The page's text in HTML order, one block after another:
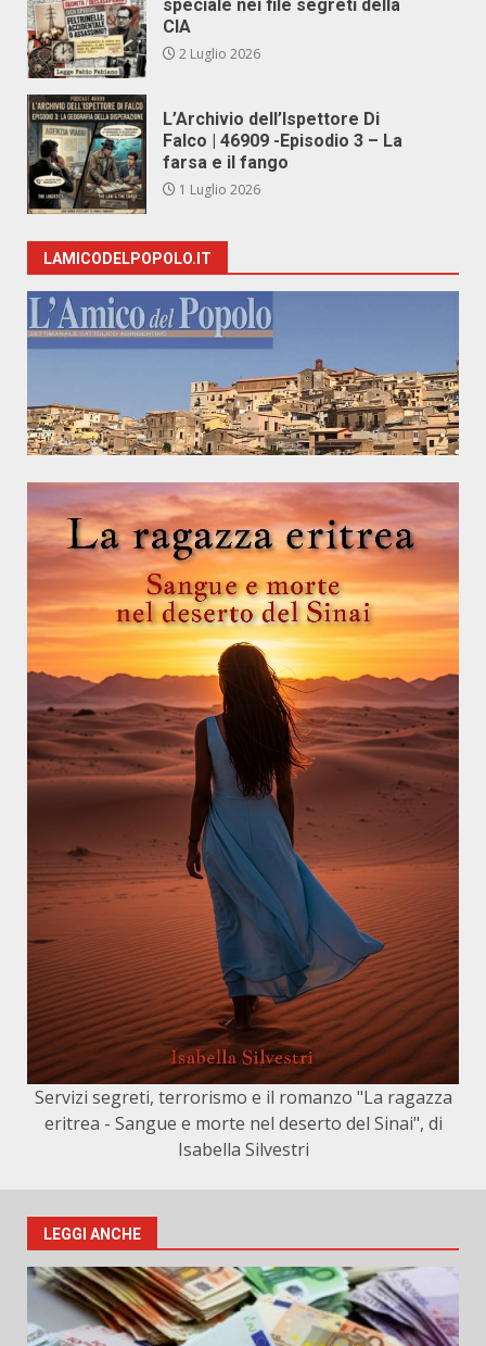
speciale nei file segreti della
CIA
2 Luglio 2026
L’Archivio dell’Ispettore Di
Falco | 46909 -Episodio 3 – La
farsa e il fango
1 Luglio 2026
LAMICODELPOPOLO.IT
Servizi segreti, terrorismo e il romanzo "La ragazza
eritrea - Sangue e morte nel deserto del Sinai", di
Isabella Silvestri
LEGGI ANCHE